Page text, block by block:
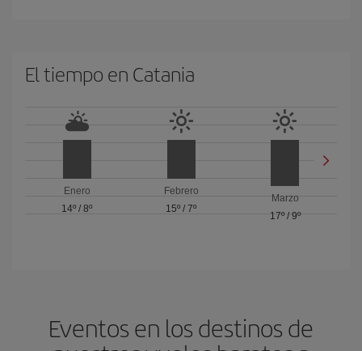
El tiempo en Catania
Enero
14º /8º
Febrero
15º / 7º
Marzo
17º/ 9º
Eventos en los destinos de